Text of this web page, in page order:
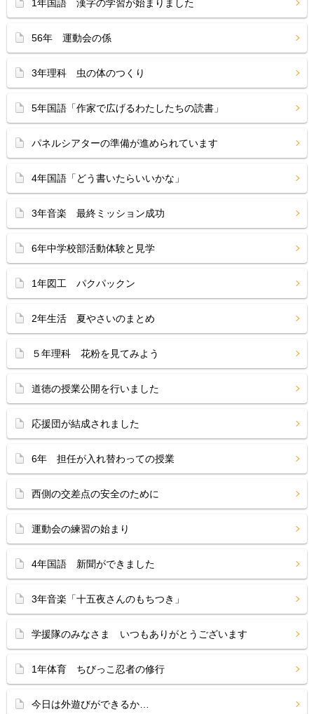
1年国語 漢字の学習が始まりました
56年 運動会の係
3年理科 虫の体のつくり
5年国語「作家で広げるわたしたちの読書」
パネルシアターの準備が進められています
4年国語「どう書いたらいいかな」
3年音楽 最終ミッション成功
6年中学校部活動体験と見学
1年図工 パクパックン
2年生活 夏やさいのまとめ
５年理科 花粉を見てみよう
道徳の授業公開を行いました
応援団が結成されました
6年 担任が入れ替わっての授業
西側の交差点の安全のために
運動会の練習の始まり
4年国語 新聞ができました
3年音楽「十五夜さんのもちつき」
学援隊のみなさま いつもありがとうございます
1年体育 ちびっこ忍者の修行
今日は外遊びができるか…